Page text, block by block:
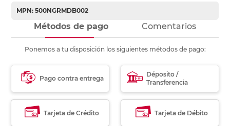
MPN: 500NGRMDB002
Métodos de pago Comentarios
Ponemos a tu disposición los siguientes métodos de pago:
Pago contra entrega
Déposito /
Transferencia
Tarjeta de Crédito Tarjeta de Débito